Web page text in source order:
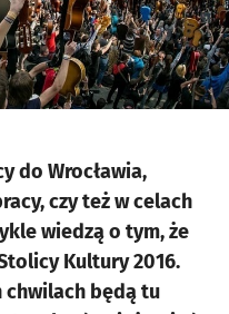
do Wrocławia,
czy też w celach
wiedzą o tym, że
Kultury 2016.
chwilach będą tu